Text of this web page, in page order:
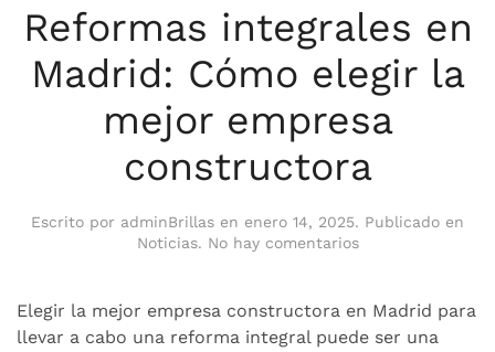
Reformas integrales en
Madrid: Cómo elegir la
mejor empresa
constructora
Escrito por adminBrillas en enero 14, 2025. Publicado en
Noticias. No hay comentariosen
en
Cómo
Elegir la mejor empresa constructora en Madrid para
llevar a cabo una reforma integral puede ser una